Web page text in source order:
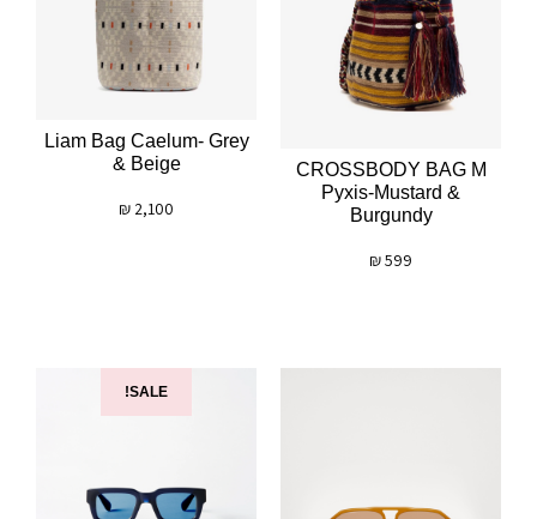
CROSSBODY BAG M
Pyxis-Mustard &
Burgundy
599
₪
Liam Bag Caelum- Grey
& Beige
2,100
₪
SALE!